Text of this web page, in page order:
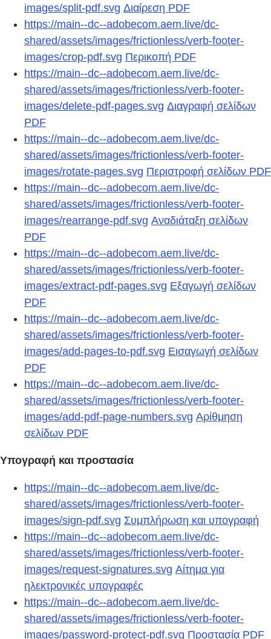
images/split-pdf.svg Διαίρεση PDF
https://main--dc--adobecom.aem.live/dc-
shared/assets/images/frictionless/verb-footer-
images/crop-pdf.svg Περικοπή PDF
https://main--dc--adobecom.aem.live/dc-
shared/assets/images/frictionless/verb-footer-
images/delete-pdf-pages.svg Διαγραφή σελίδων
PDF
https://main--dc--adobecom.aem.live/dc-
shared/assets/images/frictionless/verb-footer-
images/rotate-pages.svg Περιστροφή σελίδων PDF
https://main--dc--adobecom.aem.live/dc-
shared/assets/images/frictionless/verb-footer-
images/rearrange-pdf.svg Αναδιάταξη σελίδων
PDF
https://main--dc--adobecom.aem.live/dc-
shared/assets/images/frictionless/verb-footer-
images/extract-pdf-pages.svg Εξαγωγή σελίδων
PDF
https://main--dc--adobecom.aem.live/dc-
shared/assets/images/frictionless/verb-footer-
images/add-pages-to-pdf.svg Εισαγωγή σελίδων
PDF
https://main--dc--adobecom.aem.live/dc-
shared/assets/images/frictionless/verb-footer-
images/add-pdf-page-numbers.svg Αρίθμηση
σελίδων PDF
Υπογραφή και προστασία
https://main--dc--adobecom.aem.live/dc-
shared/assets/images/frictionless/verb-footer-
images/sign-pdf.svg Συμπλήρωση και υπογραφή
https://main--dc--adobecom.aem.live/dc-
shared/assets/images/frictionless/verb-footer-
images/request-signatures.svg Αίτημα για
ηλεκτρονικές υπογραφές
https://main--dc--adobecom.aem.live/dc-
shared/assets/images/frictionless/verb-footer-
images/password-protect-pdf.svg Προστασία PDF